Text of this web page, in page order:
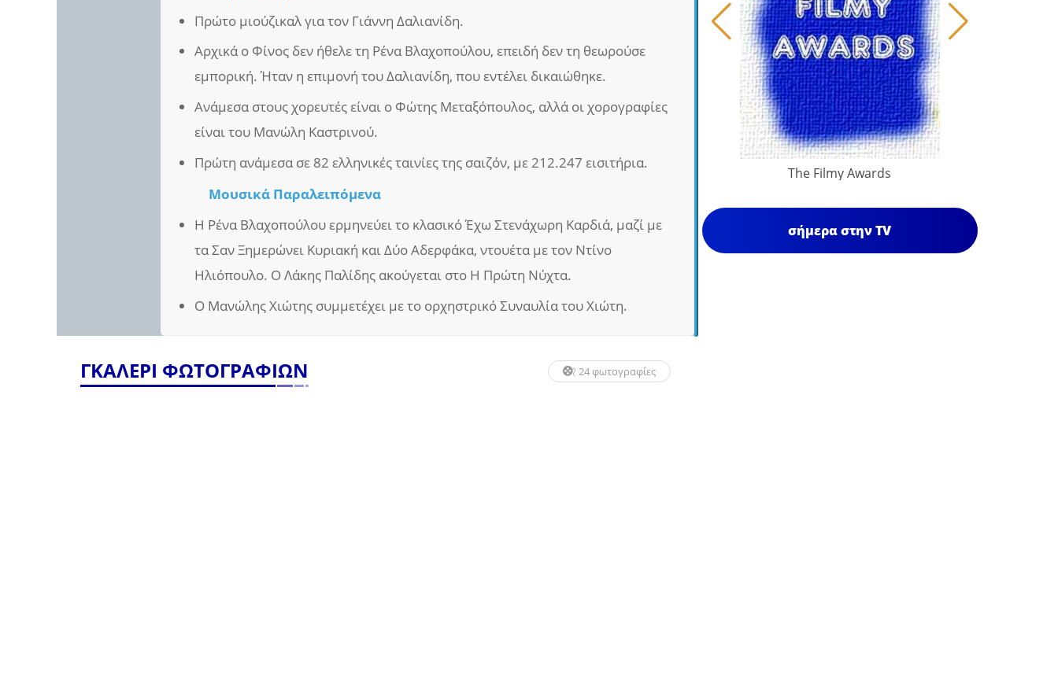
Πρώτο μιούζικαλ για τον Γιάννη Δαλιανίδη.
Αρχικά ο Φίνος δεν ήθελε τη Ρένα Βλαχοπούλου, επειδή δεν τη θεωρούσε
εμπορική. Ήταν η επιμονή του Δαλιανίδη, που εντέλει δικαιώθηκε.
Ανάμεσα στους χορευτές είναι ο Φώτης Μεταξόπουλος, αλλά οι χορογραφίες
είναι του Μανώλη Καστρινού.
Πρώτη ανάμεσα σε 82 ελληνικές ταινίες της σαιζόν, με 212.247 εισιτήρια.
Μουσικά Παραλειπόμενα
Η Ρένα Βλαχοπούλου ερμηνεύει το κλασικό Έχω Στενάχωρη Καρδιά, μαζί με
τα Σαν Ξημερώνει Κυριακή και Δύο Αδερφάκα, ντουέτα με τον Ντίνο
Ηλιόπουλο. Ο Λάκης Παλίδης ακούγεται στο Η Πρώτη Νύχτα.
Ο Μανώλης Χιώτης συμμετέχει με το ορχηστρικό Συναυλία του Χιώτη.
ΓΚΑΛΕΡΙ ΦΩΤΟΓΡΑΦΙΩΝ 24 φωτογραφίες
The Filmy Awards
σήμερα στην TV